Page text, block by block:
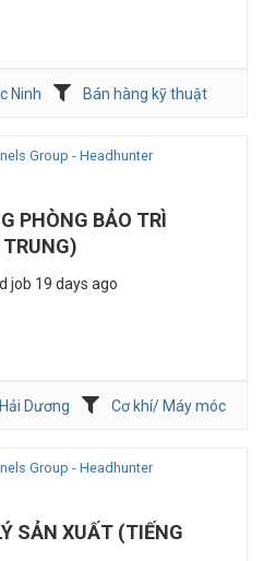
Ninh
Bán hàng kỹ thuật
Group - Headhunter
PHÒNG BẢO TRÌ
job 19 days ago
Hải Dương
Cơ khí/ Máy móc
Group - Headhunter
SẢN XUẤT (TIẾNG